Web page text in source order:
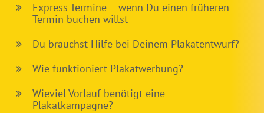
Express Termine – wenn Du einen früheren
Termin buchen willst
Du brauchst Hilfe bei Deinem Plakatentwurf?
Wie funktioniert Plakatwerbung?
Wieviel Vorlauf benötigt eine
Plakatkampagne?